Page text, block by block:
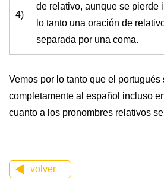
4)
de relativo, aunque se pierde
lo tanto una oración de
separada por una coma.
Vemos por lo tanto que el portugués
completamente al español incluso
cuanto a los pronombres relativos
volver